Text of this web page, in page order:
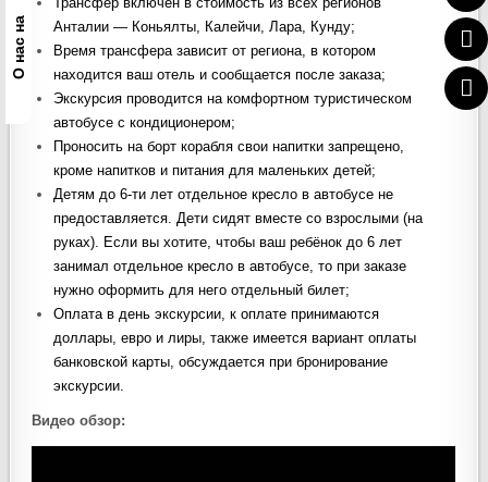
О нас на
Анталии — Коньялты, Калейчи, Лара, Кунду;
Время трансфера зависит от региона, в котором
находится ваш отель и сообщается после заказа;
Экскурсия проводится на комфортном туристическом
автобусе с кондиционером;
Проносить на борт корабля свои напитки запрещено,
кроме напитков и питания для маленьких детей;
Детям до 6-ти лет отдельное кресло в автобусе не
предоставляется. Дети сидят вместе со взрослыми (на
руках). Если вы хотите, чтобы ваш ребёнок до 6 лет
занимал отдельное кресло в автобусе, то при заказе
нужно оформить для него отдельный билет;
Оплата в день экскурсии, к оплате принимаются
доллары, евро и лиры, также имеется вариант оплаты
банковской карты, обсуждается при бронирование
экскурсии.
Видео обзор: